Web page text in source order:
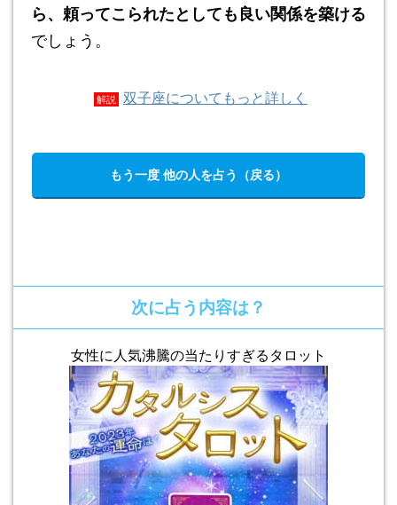
ら、頼ってこられたとしても良い関係を築ける
でしょう。
解説 双子座についてもっと詳しく
もう一度 他の人を占う（戻る）
次に占う内容は？
女性に人気沸騰の当たりすぎるタロット